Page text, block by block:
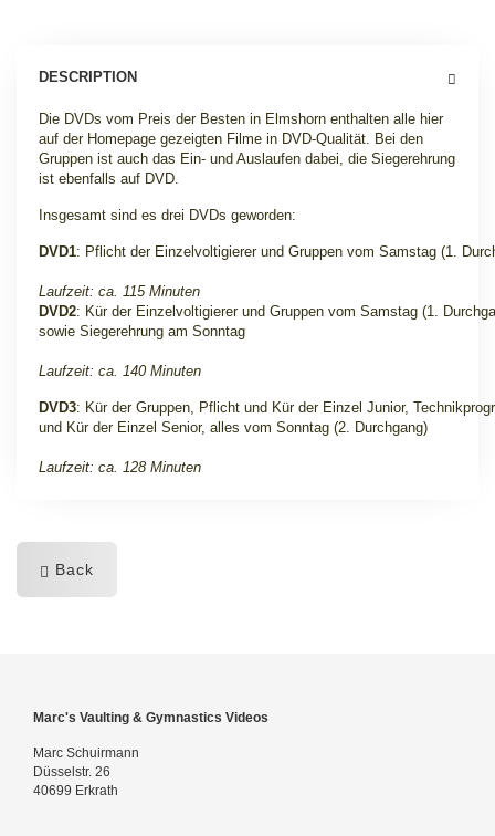
DESCRIPTION
Die DVDs vom Preis der Besten in Elmshorn enthalten alle hier
auf der Homepage gezeigten Filme in DVD-Qualität. Bei den
Gruppen ist auch das Ein- und Auslaufen dabei, die Siegerehrung
ist ebenfalls auf DVD.
Insgesamt sind es drei DVDs geworden:
DVD1: Pflicht der Einzelvoltigierer und Gruppen vom Samstag (1.
Laufzeit: ca. 115 Minuten
DVD2: Kür der Einzelvoltigierer und Gruppen vom Samstag (1.
sowie Siegerehrung am Sonntag
Laufzeit: ca. 140 Minuten
DVD3: Kür der Gruppen, Pflicht und Kür der Einzel Junior,
und Kür der Einzel Senior, alles vom Sonntag (2. Durchgang)
Laufzeit: ca. 128 Minuten
Back
Marc's Vaulting & Gymnastics Videos
Marc Schuirmann
Düsselstr. 26
40699 Erkrath